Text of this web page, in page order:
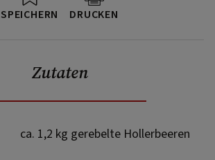
SPEICHERN DRUCKEN
Zutaten
ca. 1,2 kg gerebelte Hollerbeeren